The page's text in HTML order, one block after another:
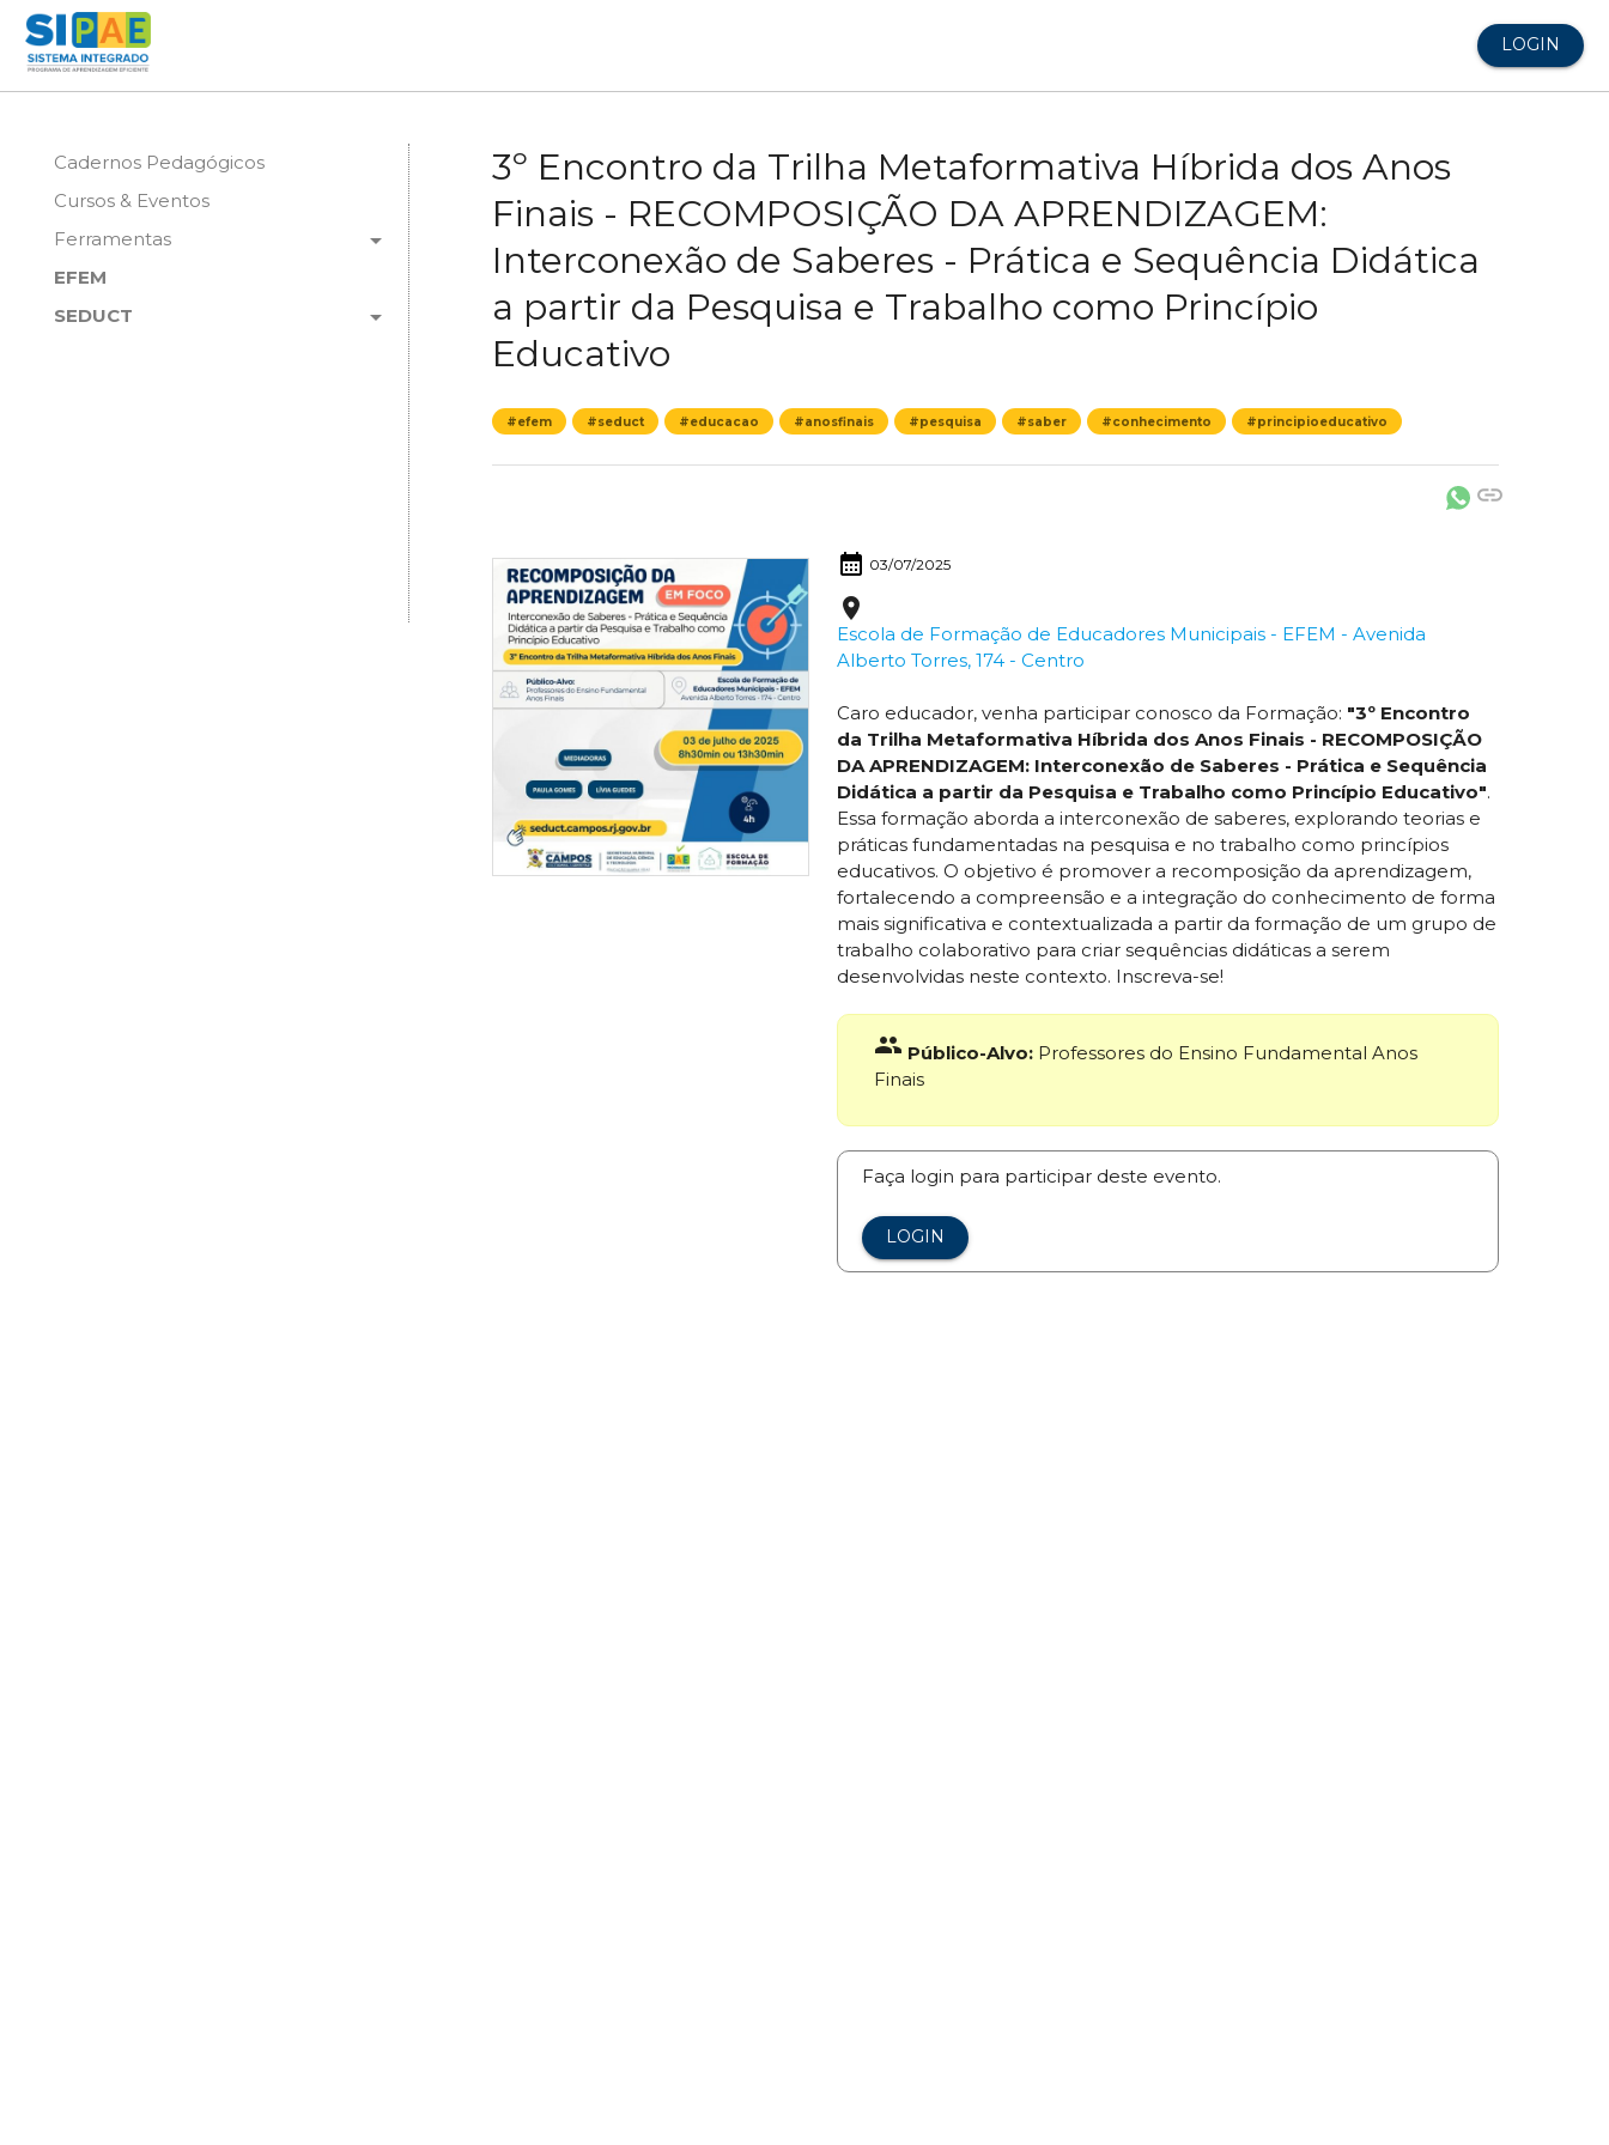
LOGIN
Cadernos Pedagógicos
Cursos & Eventos
arrow_drop_down
Ferramentas
EFEM
arrow_drop_down
SEDUCT
3º Encontro da Trilha Metaformativa Híbrida dos Anos
Finais - RECOMPOSIÇÃO DA APRENDIZAGEM:
Interconexão de Saberes - Prática e Sequência Didática
a partir da Pesquisa e Trabalho como Princípio
Educativo
#efem #seduct #educacao #anosfinais #pesquisa #saber #conhecimento #principioeducativo
link
calendar_month 03/07/2025
place
Escola de Formação de Educadores Municipais - EFEM - Avenida
Alberto Torres, 174 - Centro
Caro educador, venha participar conosco da Formação: "3º Encontro
da Trilha Metaformativa Híbrida dos Anos Finais - RECOMPOSIÇÃO
DA APRENDIZAGEM: Interconexão de Saberes - Prática e Sequência
Didática a partir da Pesquisa e Trabalho como Princípio Educativo".
Essa formação aborda a interconexão de saberes, explorando teorias e
práticas fundamentadas na pesquisa e no trabalho como princípios
educativos. O objetivo é promover a recomposição da aprendizagem,
fortalecendo a compreensão e a integração do conhecimento de forma
mais significativa e contextualizada a partir da formação de um grupo de
trabalho colaborativo para criar sequências didáticas a serem
desenvolvidas neste contexto. Inscreva-se!
group Público-Alvo:Professores do Ensino Fundamental Anos
Finais
Faça login para participar deste evento.
LOGIN